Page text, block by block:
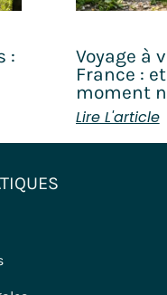
:
Voyage à
France :
moment
Lire L'article